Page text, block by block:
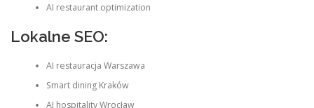
AI restaurant optimization
Lokalne SEO:
AI restauracja Warszawa
Smart dining Kraków
AI hospitality Wrocław